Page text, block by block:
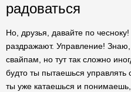
радоваться
Но, друзья, давайте по
раздражают. Управление!
свайпам, но тут так сложно
будто ты пытаешься управлять
ты уже катаешься и понимаешь,